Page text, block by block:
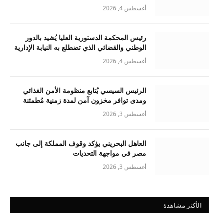
أغسطس 4, 2026
رئيس المحكمة الدستورية العليا يُشيد بالدور
الوطني والقضائي الذي تضطلع به النيابة الإدارية
أغسطس 4, 2026
الرئيس السيسي يُتابع منظومة الأمن الغذائي
ومدى توافر مخزون آمن لمدة زمنية مُطمئنة
أغسطس 3, 2026
العاهل البحريني يؤكد وقوف المملكة إلى جانب
مصر في مواجهة التحديات
أغسطس 3, 2026
الأكثر مشاهدة